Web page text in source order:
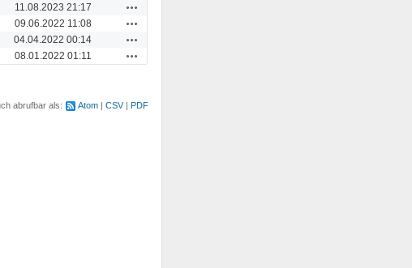
11.08.2023 21:17
09.06.2022 11:08
04.04.2022 00:14
08.01.2022 01:11
abrufbar als: Atom CSV PDF